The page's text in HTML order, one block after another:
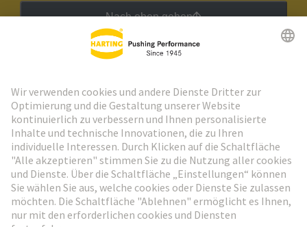
Nach oben gehen
Weiter zur Anmeldung
Social Media